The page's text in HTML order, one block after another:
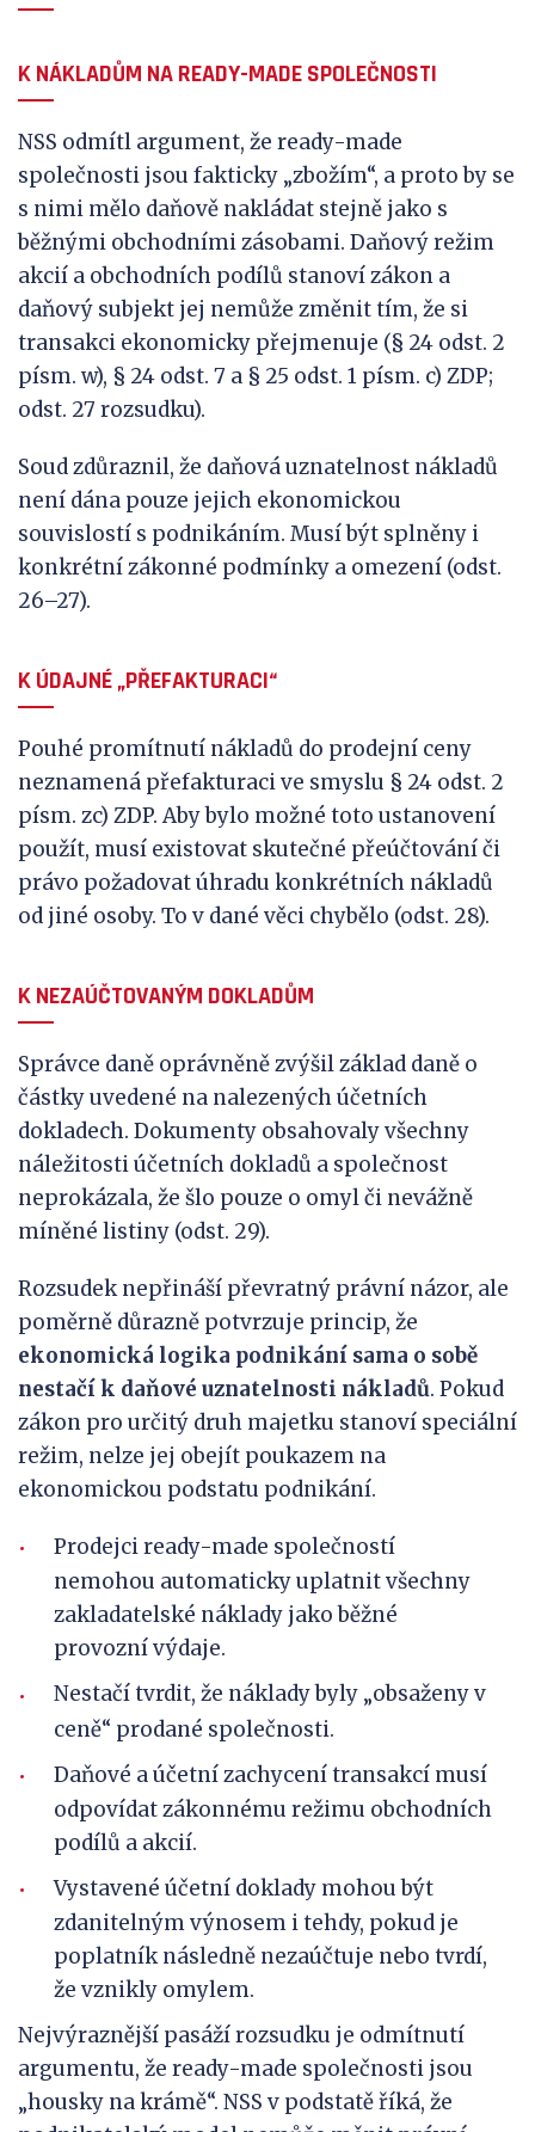
K NÁKLADŮM NA READY-MADE SPOLEČNOSTI
NSS odmítl argument, že ready-made
společnosti jsou fakticky „zbožím“, a proto by se
s nimi mělo daňově nakládat stejně jako s
běžnými obchodními zásobami. Daňový režim
akcií a obchodních podílů stanoví zákon a
daňový subjekt jej nemůže změnit tím, že si
transakci ekonomicky přejmenuje (§ 24 odst. 2
písm. w), § 24 odst. 7 a § 25 odst. 1 písm. c) ZDP;
odst. 27 rozsudku).
Soud zdůraznil, že daňová uznatelnost nákladů
není dána pouze jejich ekonomickou
souvislostí s podnikáním. Musí být splněny i
konkrétní zákonné podmínky a omezení (odst.
26–27).
K ÚDAJNÉ „PŘEFAKTURACI“
Pouhé promítnutí nákladů do prodejní ceny
neznamená přefakturaci ve smyslu § 24 odst. 2
písm. zc) ZDP. Aby bylo možné toto ustanovení
použít, musí existovat skutečné přeúčtování či
právo požadovat úhradu konkrétních nákladů
od jiné osoby. To v dané věci chybělo (odst. 28).
K NEZAÚČTOVANÝM DOKLADŮM
Správce daně oprávněně zvýšil základ daně o
částky uvedené na nalezených účetních
dokladech. Dokumenty obsahovaly všechny
náležitosti účetních dokladů a společnost
neprokázala, že šlo pouze o omyl či nevážně
míněné listiny (odst. 29).
Rozsudek nepřináší převratný právní názor, ale
poměrně důrazně potvrzuje princip, že
ekonomická logika podnikání sama o sobě
nestačí k daňové uznatelnosti nákladů. Pokud
zákon pro určitý druh majetku stanoví speciální
režim, nelze jej obejít poukazem na
ekonomickou podstatu podnikání.
Prodejci ready-made společností
nemohou automaticky uplatnit všechny
zakladatelské náklady jako běžné
provozní výdaje.
Nestačí tvrdit, že náklady byly „obsaženy v
ceně“ prodané společnosti.
Daňové a účetní zachycení transakcí musí
odpovídat zákonnému režimu obchodních
podílů a akcií.
Vystavené účetní doklady mohou být
zdanitelným výnosem i tehdy, pokud je
poplatník následně nezaúčtuje nebo tvrdí,
že vznikly omylem.
Nejvýraznější pasáží rozsudku je odmítnutí
argumentu, že ready-made společnosti jsou
„housky na krámě“. NSS v podstatě říká, že